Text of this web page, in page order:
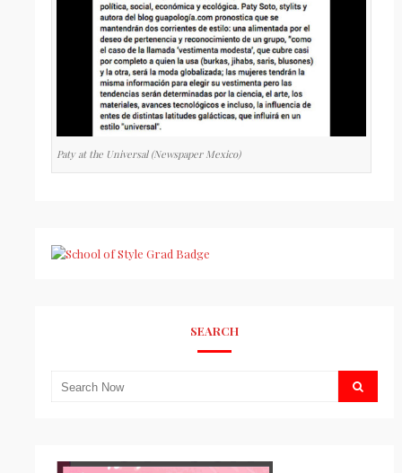
Paty at the Universal (Newspaper Mexico)
SEARCH